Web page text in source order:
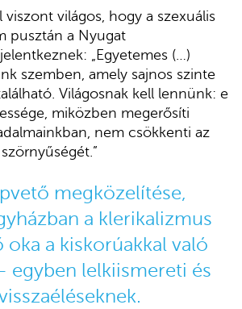
viszont világos, hogy a szexuális
pusztán a Nyugat
„Egyetemes (…)
szemben, amely sajnos szinte
Világosnak kell lennünk: e
miközben megerősíti
nem csökkenti az
megközelítése,
a klerikalizmus
oka a kiskorúakkal való
egyben lelkiismereti és